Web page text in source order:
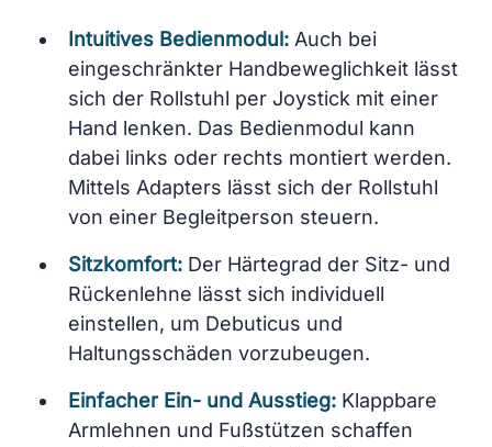
Intuitives Bedienmodul:Auch bei
eingeschränkter Handbeweglichkeit lässt
sich der Rollstuhl per Joystick mit einer
Hand lenken. Das Bedienmodul kann
dabei links oder rechts montiert werden.
Mittels Adapters lässt sich der Rollstuhl
von einer Begleitperson steuern.
Sitzkomfort: Der Härtegrad der Sitz- und
Rückenlehne lässt sich individuell
einstellen, um Debuticus und
Haltungsschäden vorzubeugen.
Einfacher Ein- und Ausstieg: Klappbare
Armlehnen und Fußstützen schaffen